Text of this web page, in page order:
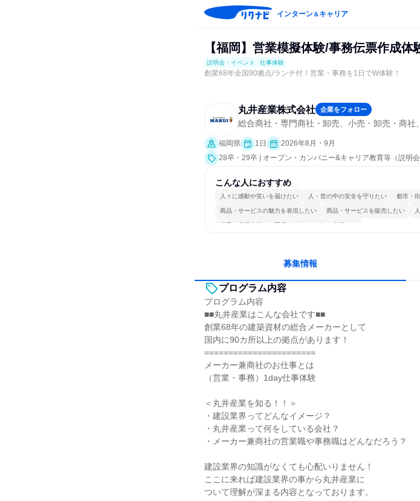
インターン＆キャリア
【福岡】営業模擬体験/事務伝票作成
説明会・イベント 仕事体験
創業68年全国90拠点/ランチ付！営業・事務を1日でW体験！
丸井産業株式会社 企業をフォロー
総合商社・専門商社・卸売、小売・卸売・商社
福岡県 1日
2026年8月・9月
28卒・29卒 | オープン・カンパニー&キャリア教育等（説明
こんな人におすすめ
人々に感動や笑いを届けたい 人・世の中の安全を守りたい 都市・
商品・サービスの魅力を表現したい 商品・サービスを販売したい
若手が裁量を持てる環境 人とたくさん会話する
募集情報
プログラム内容
プログラム内容
■■丸井産業はこんな会社です■■
創業68年の建築資材の総合メーカーとして
国内に90カ所以上の拠点があります！
=======================
メーカー兼商社のお仕事とは
（営業・事務）1day仕事体験
＜丸井産業を知る！！＞
・建設業界ってどんなイメージ？
・丸井産業って何をしている会社？
・メーカー兼商社の営業職や事務職はどんなだろう？
建設業界の知識がなくても心配いりません！
ここに来れば建設業界の事から丸井産業に
ついて理解が深まる内容となっております。